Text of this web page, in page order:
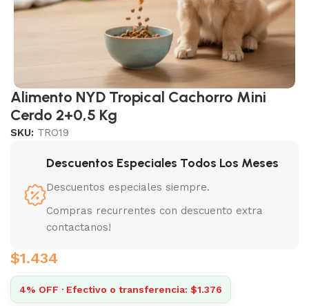
Alimento NYD Tropical Cachorro Mini
Cerdo 2+0,5 Kg
SKU: TRO19
Descuentos Especiales Todos Los Meses
Descuentos especiales siempre.
Compras recurrentes con descuento extra
contactanos!
$1.434
4% OFF · Efectivo o transferencia: $1.376